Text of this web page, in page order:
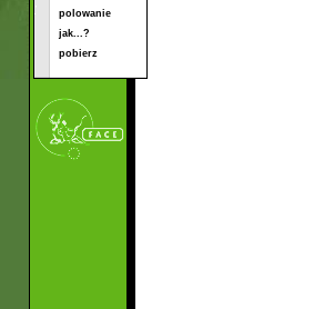
polowanie
jak...?
pobierz